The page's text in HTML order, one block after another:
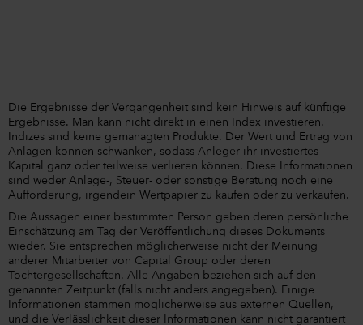
Die Ergebnisse der Vergangenheit sind kein Hinweis auf künftige
Ergebnisse. Man kann nicht direkt in einen Index investieren.
Indizes sind keine gemanagten Produkte. Der Wert und Ertrag von
Anlagen können schwanken, sodass Anleger ihr investiertes
Kapital ganz oder teilweise verlieren können. Diese Informationen
sind weder Anlage-, Steuer- oder sonstige Beratung noch eine
Aufforderung, irgendein Wertpapier zu kaufen oder zu verkaufen.
Die Aussagen einer bestimmten Person geben deren persönliche
Einschätzung am Tag der Veröffentlichung dieses Dokuments
wieder. Sie entsprechen möglicherweise nicht der Meinung
anderer Mitarbeiter von Capital Group oder deren
Tochtergesellschaften. Alle Angaben beziehen sich auf den
genannten Zeitpunkt (falls nicht anders angegeben). Einige
Informationen stammen möglicherweise aus externen Quellen,
und die Verlässlichkeit dieser Informationen kann nicht garantiert